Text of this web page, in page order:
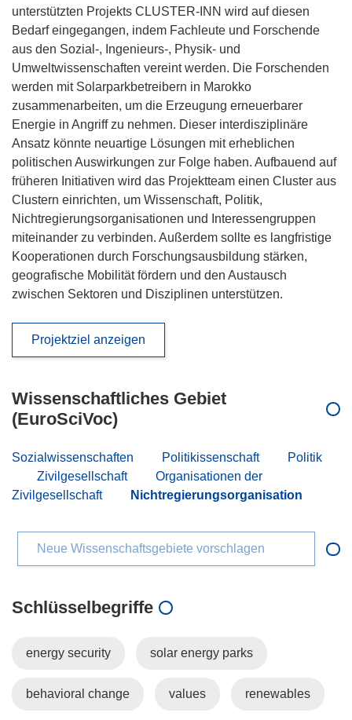
unterstützten Projekts CLUSTER-INN wird auf diesen
Bedarf eingegangen, indem Fachleute und Forschende
aus den Sozial-, Ingenieurs-, Physik- und
Umweltwissenschaften vereint werden. Die Forschenden
werden mit Solarparkbetreibern in Marokko
zusammenarbeiten, um die Erzeugung erneuerbarer
Energie in Angriff zu nehmen. Dieser interdisziplinäre
Ansatz könnte neuartige Lösungen mit erheblichen
politischen Auswirkungen zur Folge haben. Aufbauend auf
früheren Initiativen wird das Projektteam einen Cluster aus
Clustern einrichten, um Wissenschaft, Politik,
Nichtregierungsorganisationen und Interessengruppen
miteinander zu verbinden. Außerdem sollte es langfristige
Kooperationen durch Forschungsausbildung stärken,
geografische Mobilität fördern und den Austausch
zwischen Sektoren und Disziplinen unterstützen.
Projektziel anzeigen
Wissenschaftliches Gebiet
(EuroSciVoc)
Sozialwissenschaften Politikissenschaft
Politik
Zivilgesellschaft
Organisationen der
Zivilgesellschaft
Nichtregierungsorganisation
Neue Wissenschaftsgebiete vorschlagen
Schlüsselbegriffe
energy security solar energy parks
behavioral change values renewables